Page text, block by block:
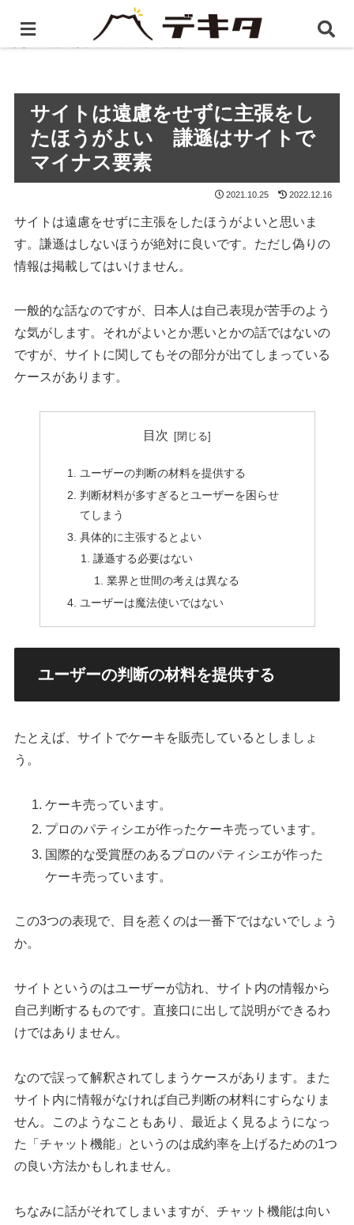
ホーム BLOG
サイトは遠慮をせずに主張をしたほう
がよい 謙遜はサイトでマイナス要素
サイトは遠慮をせずに主張をし
たほうがよい 謙遜はサイトで
マイナス要素
2021.10.25 2022.12.16
サイトは遠慮をせずに主張をしたほうがよいと思いま
す。謙遜はしないほうが絶対に良いです。ただし偽りの
情報は掲載してはいけません。
一般的な話なのですが、日本人は自己表現が苦手のよう
な気がします。それがよいとか悪いとかの話ではないの
ですが、サイトに関してもその部分が出てしまっている
ケースがあります。
目次
ユーザーの判断の材料を提供する
判断材料が多すぎるとユーザーを困らせ
てしまう
具体的に主張するとよい
謙遜する必要はない
業界と世間の考えは異なる
ユーザーは魔法使いではない
ユーザーの判断の材料を提供する
たとえば、サイトでケーキを販売しているとしましょ
う。
ケーキ売っています。
プロのパティシエが作ったケーキ売っています。
国際的な受賞歴のあるプロのパティシエが作った
ケーキ売っています。
この3つの表現で、目を惹くのは一番下ではないでしょう
か。
サイトというのはユーザーが訪れ、サイト内の情報から
自己判断するものです。直接口に出して説明ができるわ
けではありません。
なので誤って解釈されてしまうケースがあります。また
サイト内に情報がなければ自己判断の材料にすらなりま
せん。このようなこともあり、最近よく見るようになっ
た「チャット機能」というのは成約率を上げるための1つ
の良い方法かもしれません。
ちなみに話がそれてしまいますが、チャット機能は向い